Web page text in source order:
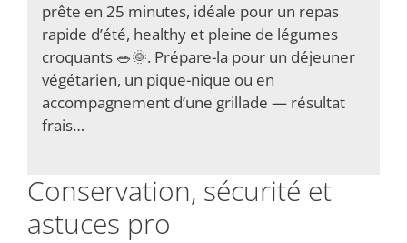
prête en 25 minutes, idéale pour un repas
rapide d’été, healthy et pleine de légumes
croquants 🥗🌞. Prépare-la pour un déjeuner
végétarien, un pique-nique ou en
accompagnement d’une grillade — résultat
frais…
Conservation, sécurité et
astuces pro